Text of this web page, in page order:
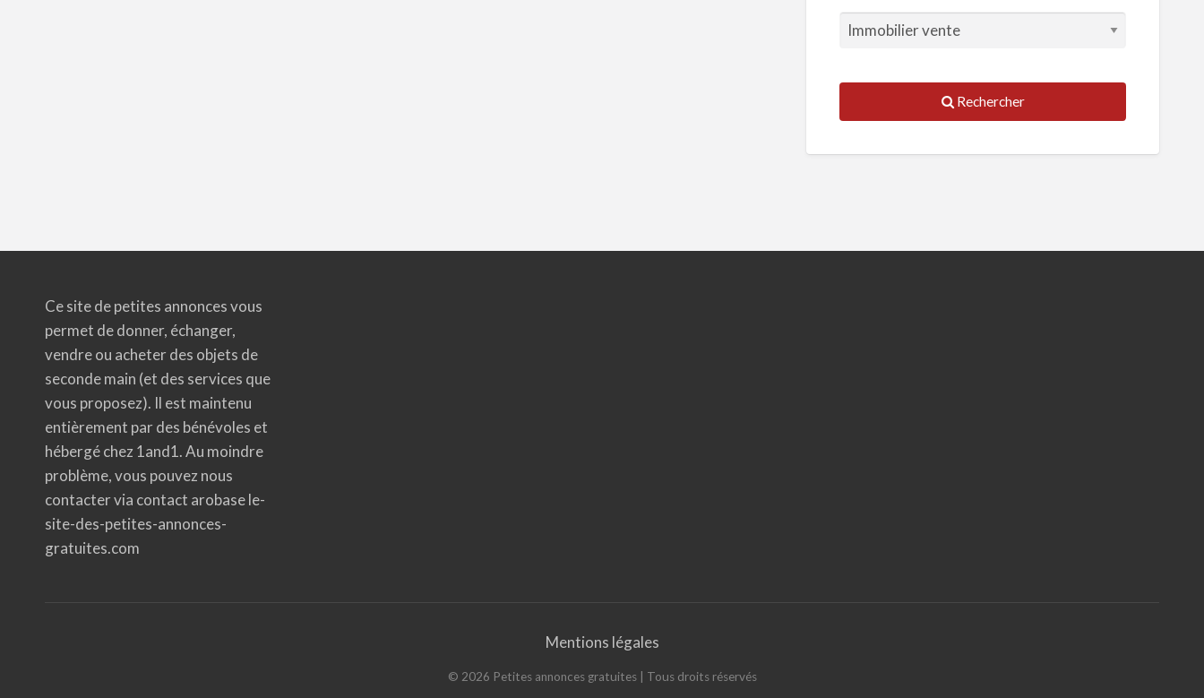
Rechercher
Ce site de petites annonces vous
permet de donner, échanger,
vendre ou acheter des objets de
seconde main (et des services que
vous proposez). Il est maintenu
entièrement par des bénévoles et
hébergé chez 1and1. Au moindre
problème, vous pouvez nous
contacter via contact arobase le-
site-des-petites-annonces-
gratuites.com
Mentions légales
© 2026 Petites annonces gratuites| Tous droits réservés